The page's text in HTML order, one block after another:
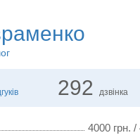
292 дзвінка
4000 грн.